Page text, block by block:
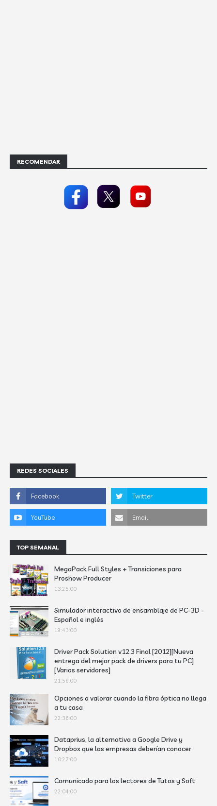
RECOMENDAR
REDES SOCIALES
TOP SEMANAL
MegaPack Full Styles + Transiciones para
Proshow Producer
13:25:00
Simulador interactivo de ensamblaje de PC-3D -
Español e inglés
19:43:00
Driver Pack Solution v12.3 Final [2012][Nueva
entrega del mejor pack de drivers para tu PC]
[Varios servidores]
21:56:00
Opciones a valorar cuando la fibra óptica no llega
a tu casa
22:36:00
Dataprius, la alternativa a Google Drive y
Dropbox que las empresas deberían conocer
10:27:00
Comunicado para los lectores de Tutos y Soft
22:04:00